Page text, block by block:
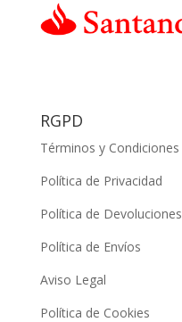
RGPD
Términos y Condiciones
Política de Privacidad
Política de Devoluciones
Política de Envíos
Aviso Legal
Política de Cookies